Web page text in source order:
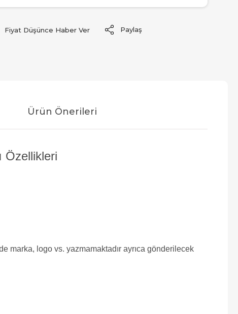
Fiyat Düşünce Haber Ver Paylaş
Ürün Önerileri
Özellikleri
marka, logo vs. yazmamaktadır ayrıca gönderilecek